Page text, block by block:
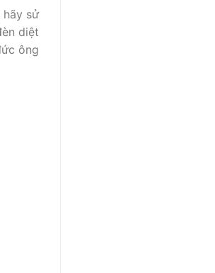
hãy sử
diệt
ông